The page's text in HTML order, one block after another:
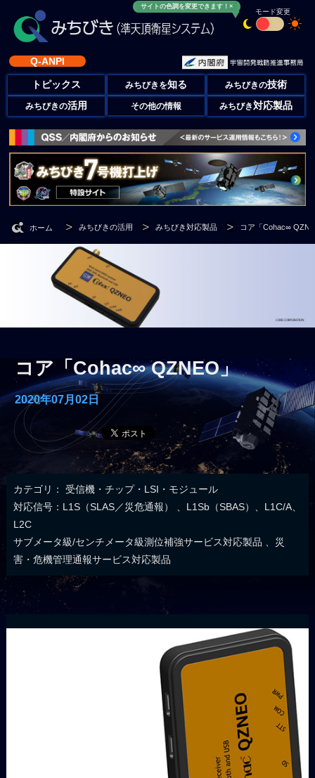
サイトの色調を変更できます！×
モード変更
Q-ANPI
トピックス みちびきを知る みちびきの技術
みちびきの活用 その他の情報 みちびき対応製品
ホーム みちびきの活用 みちびき対応製品 コア「Cohac∞
コア「Cohac∞ QZNEO」
2020年07月02日
カテゴリ： 受信機・チップ・LSI・モジュール
対応信号：L1S（SLAS／災危通報） 、L1Sb（SBAS）、L1C/A、
L2C
サブメータ級/センチメータ級測位補強サービス対応製品
災
害・危機管理通報サービス対応製品